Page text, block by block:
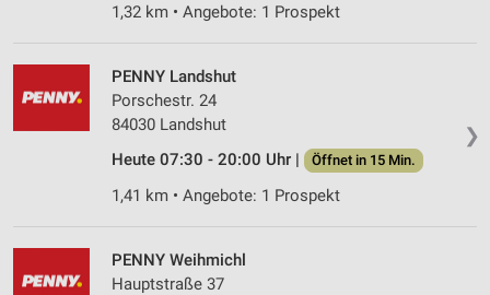
1,32 km • Angebote: 1 Prospekt
❯
PENNY Landshut
Porschestr. 24
84030 Landshut
Heute 07:30 - 20:00 Uhr |
Öffnet in 15 Min.
1,41 km • Angebote: 1 Prospekt
PENNY Weihmichl
Hauptstraße 37
Verwendung genauer Standortdaten
Geräte anhand von aktiv angeforderten
Performance